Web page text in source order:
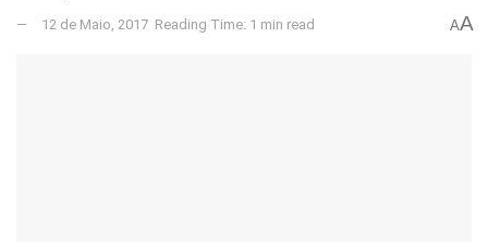
12 de Maio, 2017 Reading Time: 1 min read AA